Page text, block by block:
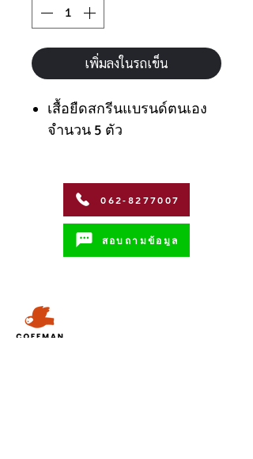
เพิ่มลงในรถเข็น
เสื้อยืดสกรีนแบรนด์ตนเอง
จำนวน 5 ตัว
062-8277007
สอบถามข้อมูล